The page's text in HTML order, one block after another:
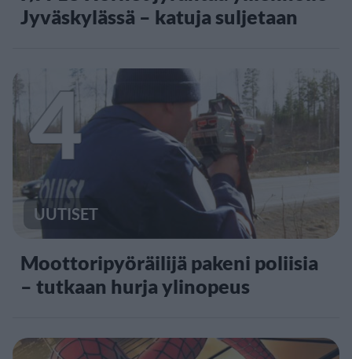
Jyväskylässä – katuja suljetaan
4
UUTISET
Moottoripyöräilijä pakeni poliisia
– tutkaan hurja ylinopeus